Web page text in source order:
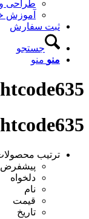
طراحی و
آموزش
ثبت سفارش
جستجو
منو منو
ترتیب
پیشفرض
دلخواه
نام
قیمت
تاریخ